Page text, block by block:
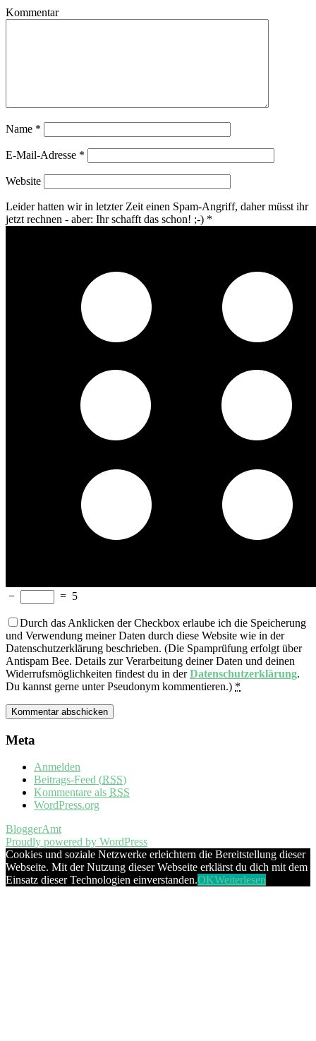
Kommentar
Name *
E-Mail-Adresse *
Website
Leider hatten wir in letzter Zeit einen Spam-Angriff, daher müsst ihr
jetzt rechnen - aber: Ihr schafft das schon! ;-) *
− = 5
Durch das Anklicken der Checkbox erlaube ich die Speicherung
und Verwendung meiner Daten durch diese Website wie in der
Datenschutzerklärung beschrieben. (Die Spamprüfung erfolgt über
Antispam Bee. Details zur Verarbeitung deiner Daten und deinen
Widerrufsmöglichkeiten findest du in derDatenschutzerklärung.
Du kannst gerne unter Pseudonym kommentieren.) *
Meta
Anmelden
Beitrags-Feed (RSS)
Kommentare als RSS
WordPress.org
BloggerAmt
Proudly powered by WordPress
Cookies und soziale Netzwerke erleichtern die Bereitstellung dieser
Webseite. Mit der Nutzung dieser Webseite erklärst du dich mit dem
Einsatz dieser Technologien einverstanden.OKWeiterlesen